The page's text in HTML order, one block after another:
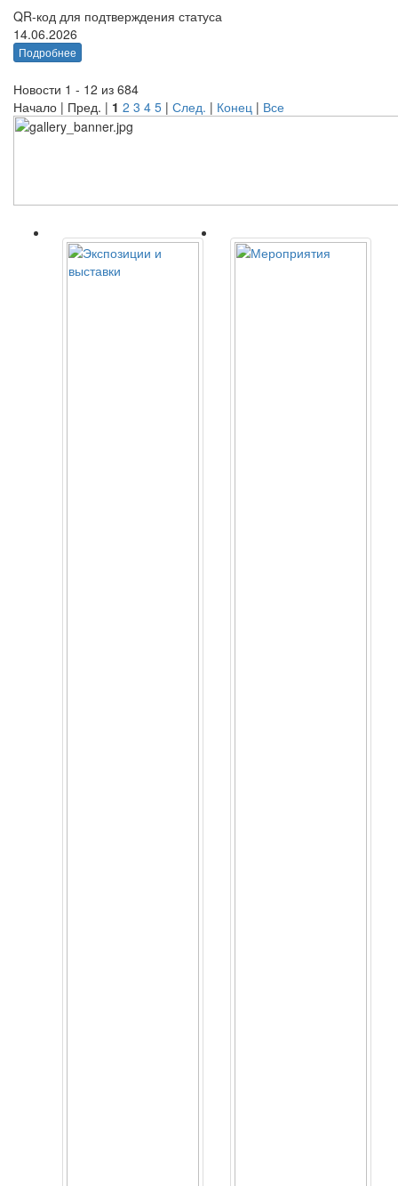
QR-код для подтверждения статуса
14.06.2026
Подробнее
Новости 1 - 12 из 684
Начало | Пред. | 1 2 3 4 5 | След. | Конец | Все